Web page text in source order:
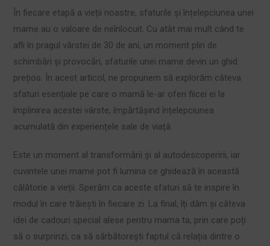
În fiecare etapă a vieții noastre, sfaturile și înțelepciunea unei
mame au o valoare de neînlocuit. Cu atât mai mult când te
afli în pragul vârstei de 30 de ani, un moment plin de
schimbări și provocări, sfaturile unei mame devin un ghid
prețios. În acest articol, ne propunem să explorăm câteva
sfaturi esențiale pe care o mamă le-ar oferi fiicei ei la
împlinirea acestei vârste, împărtășind înțelepciunea
acumulată din experiențele sale de viață.
Este un moment al transformării și al autodescoperirii, iar
cuvintele unei mame pot fi lumina ce ghidează în această
călătorie a vieții. Sperăm ca aceste sfaturi să te inspire în
modul în care trăiești în fiecare zi. La final, îți dăm și câteva
idei de cadouri special alese pentru mama ta, prin care poți
să o surprinzi, ca să sărbătorești faptul că relația dintre o